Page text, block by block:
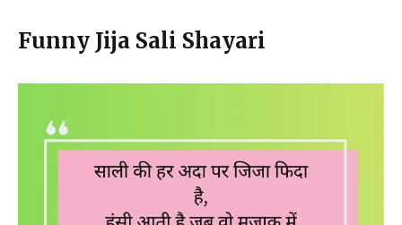
Funny Jija Sali Shayari